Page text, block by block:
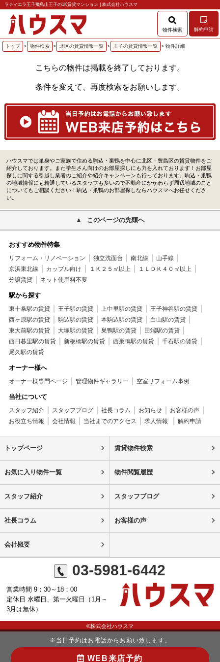
ラティエラ王子飛鳥山王子の1K賃貸マンション | 株式会社ハウスマ
物件検索 解約申請
トップ > 物件検索 > 北区の賃貸情報一覧 > 王子の賃貸情報一覧 > 物件詳細
こちらの物件は掲載を終了しております。
条件を変えて、再度検索をお願いします。
ハウスマでは単身やご家族で住める駒込・巣鴨を中心に北区・豊島区の賃貸物件をご
紹介しております。また学生さん向けのお部屋探しにも力を入れております！お部屋
探しに関する引越し業者のご紹介や紹介キャンペーンも行っております。駒込・巣鴨
の地域情報にも精通しているスタッフも多いので不動産にかかわらず周辺地域のこと
についてもご相談ください！駒込・巣鴨のお部屋探しならハウスマへお任せくださ
い。
このページの先頭へ
おすすめ物件特集
リフォーム・リノベーション 独立洗面台 南北線
山手線
京浜東北線
カップル向け １Ｋ２５㎡以上
１ＬＤＫ４０㎡以上
分譲賃貸
ネット使用料不要
駅から探す
東十条駅の賃貸 王子駅の賃貸 上中里駅の賃貸
王子神谷駅の賃貸
西ヶ原駅の賃貸
駒込駅の賃貸 本駒込駅の賃貸
白山駅の賃貸
東大前駅の賃貸
大塚駅の賃貸 巣鴨駅の賃貸
田端駅の賃貸
西日暮里駅の賃貸
新板橋駅の賃貸 西巣鴨駅の賃貸
千石駅の賃貸
尾久駅の賃貸
オーナー様へ
オーナー様専門ページ 管理物件ギャラリー 空室リフォーム事例
当社について
スタッフ紹介 スタッフブログ 社長コラム お知らせ
お客様の声
お役立ち情報
会社情報 当社までのアクセス 求人情報 解約申請
トップページ 賃貸物件検索
お気に入り物件一覧 物件閲覧履歴
スタッフ紹介 スタッフブログ
社長コラム お客様の声
会社概要
03-5981-6442
営業時間 9：30～18：00
定休日 水曜日、第一火曜日（1月～
3月は無休）
©株式会社ハウスマ
※当日予約はお電話からお願い致します。
WEB来店予約